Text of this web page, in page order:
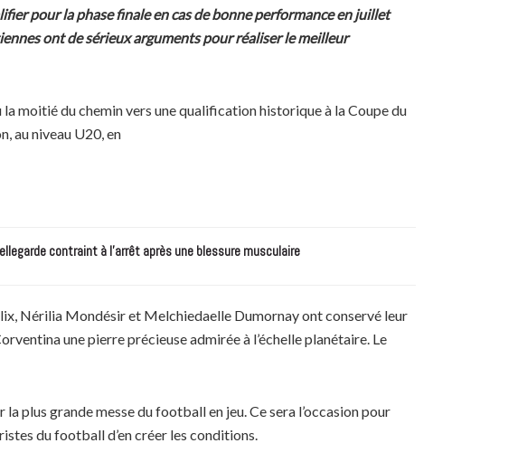
pour la phase finale en cas de bonne performance en juillet
ont de sérieux arguments pour réaliser le meilleur
moitié du chemin vers une qualification historique à la Coupe du
au niveau U20, en
contraint à l’arrêt après une blessure musculaire
Nérilia Mondésir et Melchiedaelle Dumornay ont conservé leur
une pierre précieuse admirée à l’échelle planétaire. Le
plus grande messe du football en jeu. Ce sera l’occasion pour
du football d’en créer les conditions.